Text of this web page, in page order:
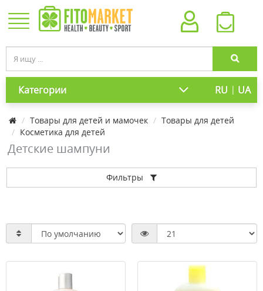
Категории RU | UA
Товары для детей и мамочек
Товары для детей
Косметика для детей
Детские шампуни
Фильтры